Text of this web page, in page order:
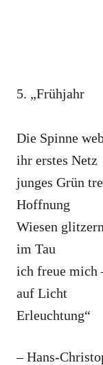
5. „Frühjahr
Die Spinne
ihr erstes Netz
junges Grün
Hoffnung
Wiesen
im Tau
ich freue mich
auf Licht
Erleuchtung“
– Hans-